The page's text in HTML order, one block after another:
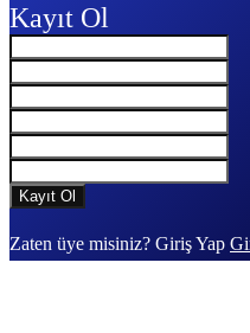
Kayıt Ol
Zaten üye misiniz? Giriş Yap